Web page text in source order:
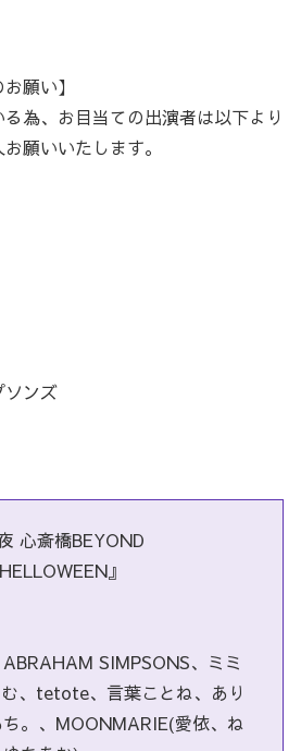
願い】
為、お目当ての出演者は以下より
願いいたします。
ソンズ
心斎橋BEYOND
』
SIMPSONS、ミミ
、tetote、言葉ことね、あり
ち。、MOONMARIE(愛依、ね